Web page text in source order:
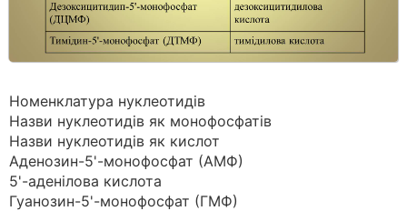
Номенклатура нуклеотидів
Назви нуклеотидів як монофосфатів
Назви нуклеотидів як кислот
Аденозин-5'-монофосфат (АМФ)
5'-аденілова кислота
Гуанозин-5'-монофосфат (ГМФ)